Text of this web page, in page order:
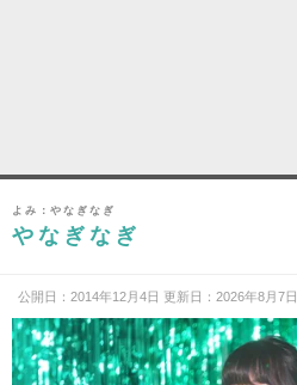
よみ：やなぎなぎ
やなぎなぎ
公開日：2014年12月4日 更新日：2026年8月7日